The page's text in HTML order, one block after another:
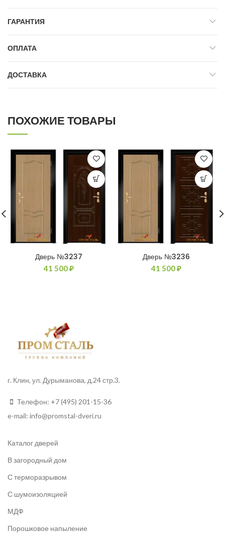
ГАРАНТИЯ
ОПЛАТА
ДОСТАВКА
ПОХОЖИЕ ТОВАРЫ
Дверь №3237
41 500₽
Дверь №3236
41 500₽
г. Клин, ул. Дурыманова, д.24 стр.3.
Телефон: +7 (495) 201-15-36
e-mail: info@promstal-dveri.ru
Каталог дверей
В загородный дом
С терморазрывом
С шумоизоляцией
МДФ
Порошковое напыление